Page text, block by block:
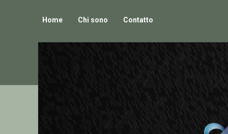
Home Chi sono Contatto